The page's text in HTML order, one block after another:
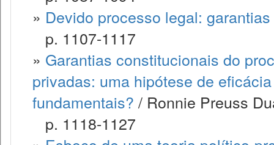
» Devido processo legal:
p. 1107-1117
» Garantias constitucionais do
privadas: uma hipótese de
fundamentais? / Ronnie Preuss
p. 1118-1127